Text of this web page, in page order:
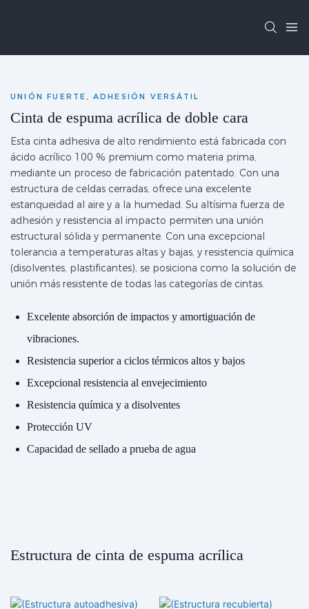
UNIÓN FUERTE, ADHESIÓN VERSÁTIL
Cinta de espuma acrílica de doble cara
Esta cinta adhesiva de alto rendimiento está fabricada con
ácido acrílico 100 % premium como materia prima,
mediante un proceso de fabricación patentado. Con una
estructura de celdas cerradas, ofrece una excelente
estanqueidad al aire y a la humedad. Su altísima fuerza de
adhesión y resistencia al impacto permiten una unión
estructural sólida y permanente. Con una excepcional
tolerancia a temperaturas altas y bajas, y resistencia química
(disolventes, plastificantes), se posiciona como la solución de
unión más resistente de todas las categorías de cintas.
Excelente absorción de impactos y amortiguación de
vibraciones.
Resistencia superior a ciclos térmicos altos y bajos
Excepcional resistencia al envejecimiento
Resistencia química y a disolventes
Protección UV
Capacidad de sellado a prueba de agua
Estructura de cinta de espuma acrílica